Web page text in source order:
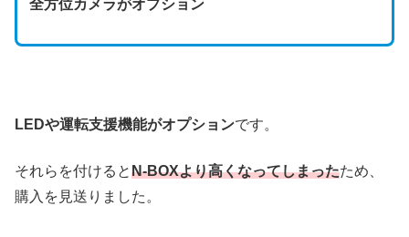
全方位カメラがオプション
LEDや運転支援機能がオプションです。
それらを付けるとN-BOXより高くなってしまったため、
購入を見送りました。